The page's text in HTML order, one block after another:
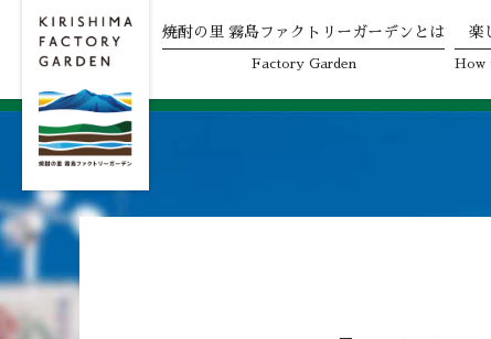
content
焼酎の里 霧島ファクトリーガーデンとは
Factory Garden
楽
How